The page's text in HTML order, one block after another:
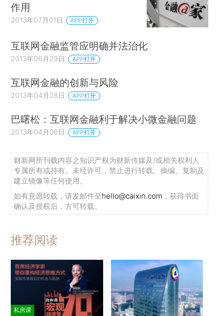
作用
2013年07月01日 APP打开
互联网金融监管应明确并法治化
2013年06月29日 APP打开
互联网金融的创新与风险
2013年04月28日 APP打开
巴曙松：互联网金融利于解决小微金融问题
2013年04月06日 APP打开
财新网所刊载内容之知识产权为财新传媒及/或相关权利人
专属所有或持有。未经许可，禁止进行转载、摘编、复制及
建立镜像等任何使用。
如有意愿转载，请发邮件至hello@caixin.com ，获得书面
确认及授权后，方可转载。
推荐阅读
私房课